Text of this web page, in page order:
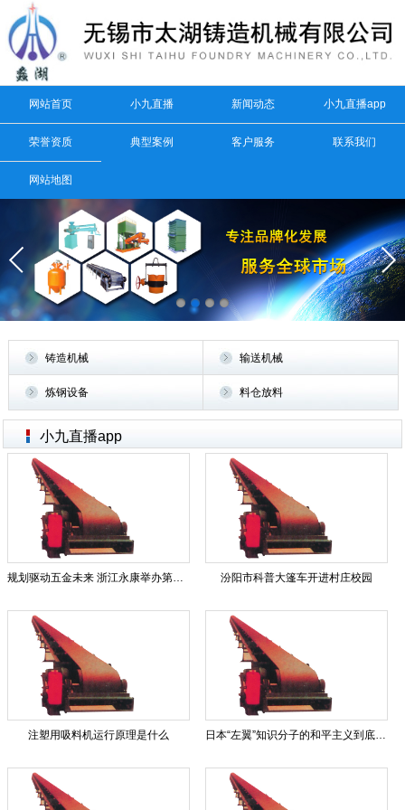
网站首页 小九直播 新闻动态 小九直播app
荣誉资质 典型案例 客户服务 联系我们
网站地图
铸造机械 输送机械
炼钢设备 料仓放料
小九直播app
规划驱动五金未来 浙江永康举办第20届五金立异规划大奖颁奖典礼 汾阳市科普大篷车开进村庄校园
注塑用吸料机运行原理是什么